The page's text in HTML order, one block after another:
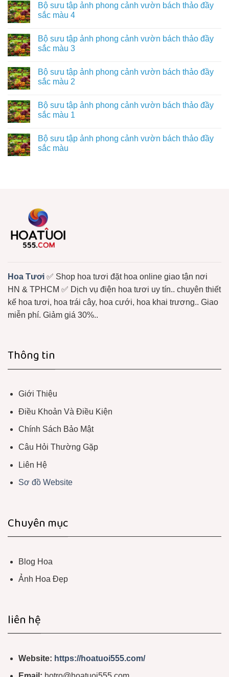
Bộ sưu tập ảnh phong cảnh vườn bách thảo đầy
sắc màu 4
Bộ sưu tập ảnh phong cảnh vườn bách thảo đầy
sắc màu 3
Bộ sưu tập ảnh phong cảnh vườn bách thảo đầy
sắc màu 2
Bộ sưu tập ảnh phong cảnh vườn bách thảo đầy
sắc màu 1
Bộ sưu tập ảnh phong cảnh vườn bách thảo đầy
sắc màu
Hoa Tươi ✅ Shop hoa tươi đặt hoa online giao tận nơi
HN & TPHCM ✅ Dịch vụ điện hoa tươi uy tín.. chuyên thiết
kế hoa tươi, hoa trái cây, hoa cưới, hoa khai trương.. Giao
miễn phí. Giảm giá 30%..
Thông tin
Giới Thiệu
Điều Khoản Và Điều Kiện
Chính Sách Bảo Mật
Câu Hỏi Thường Gặp
Liên Hệ
Sơ đồ Website
Chuyên mục
Blog Hoa
Ảnh Hoa Đẹp
liên hệ
Website: https://hoatuoi555.com/